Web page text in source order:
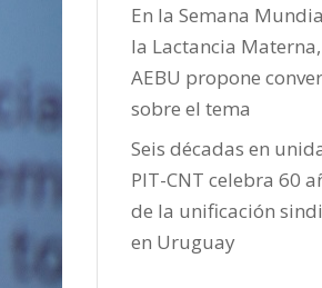
En la Semana
la Lactancia Materna,
AEBU propone
sobre el tema
Seis décadas en
PIT-CNT celebra 60
de la unificación
en Uruguay